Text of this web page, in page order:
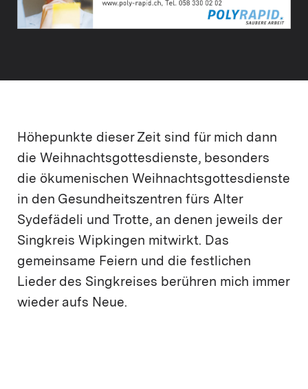
Höhepunkte dieser Zeit sind für mich dann
die Weihnachtsgottesdienste, besonders
die ökumenischen Weihnachtsgottesdienste
in den Gesundheitszentren fürs Alter
Sydefädeli und Trotte, an denen jeweils der
Singkreis Wipkingen mitwirkt. Das
gemeinsame Feiern und die festlichen
Lieder des Singkreises berühren mich immer
wieder aufs Neue.